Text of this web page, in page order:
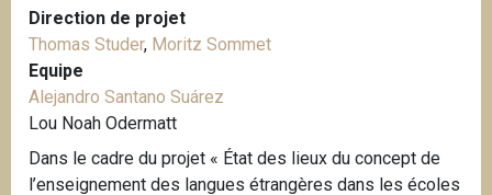
i
a
n
e
Direction de projet
Thomas Studer, Moritz Sommet
Equipe
Alejandro Santano Suárez
Lou Noah Odermatt
Dans le cadre du projet « État des lieux du concept de
l’enseignement des langues étrangères dans les écoles